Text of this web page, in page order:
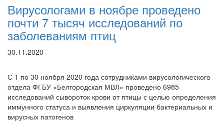
Вирусологами в ноябре проведено
почти 7 тысяч исследований по
заболеваниям птиц
30.11.2020
С 1 по 30 ноября 2020 года сотрудниками вирусологического
отдела ФГБУ «Белгородская МВЛ» проведено 6985
исследований сывороток крови от птицы с целью определения
иммунного статуса и выявления циркуляции бактериальных и
вирусных патогенов